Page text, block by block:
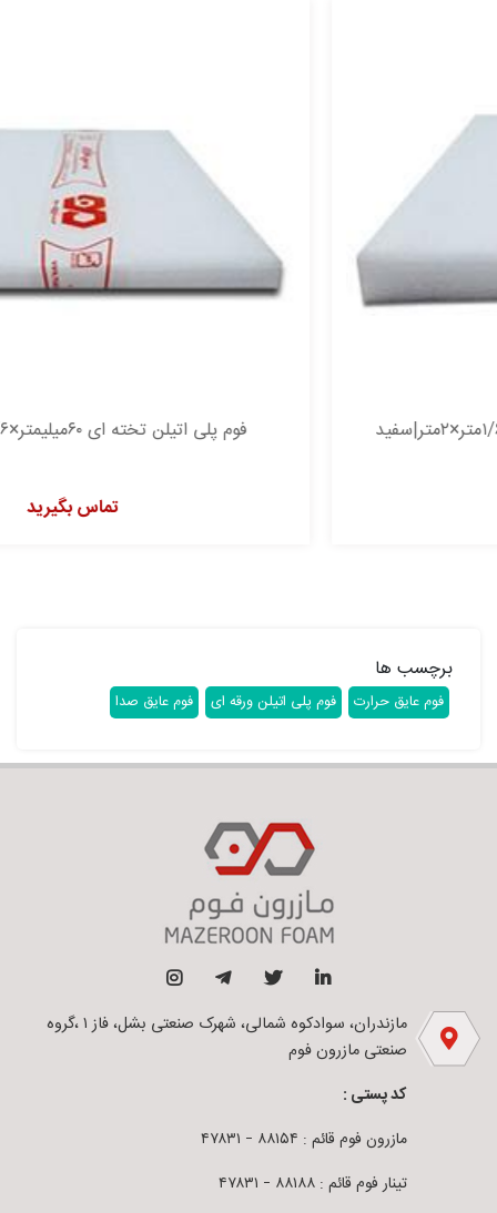
فوم پلی اتیلن تخته ای ۶۰میلیمتر×۱/۶متر×۲متر|سفید
برچسب ها
فوم عایق حرارت فوم پلی اتیلن ورقه ای فوم عایق صدا
مازندران، سوادکوه شمالی، شهرک صنعتی بشل، فاز ۱ ،گروه
صنعتی مازرون فوم
کد پستی :
مازرون فوم قائم : ۸۸۱۵۴ – ۴۷۸۳۱
تینار فوم قائم : ۸۸۱۸۸ – ۴۷۸۳۱